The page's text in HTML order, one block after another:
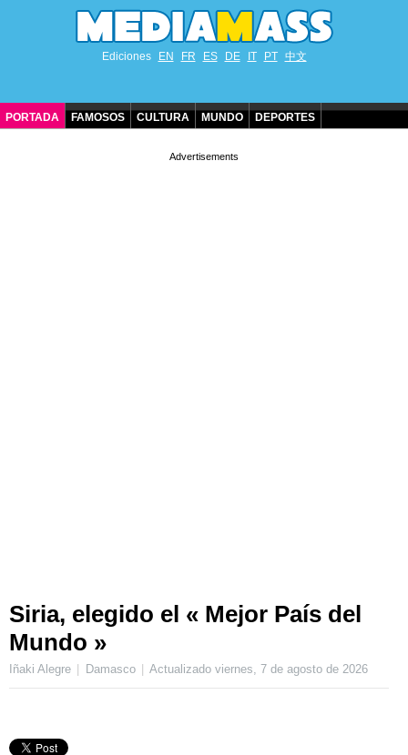
Ediciones EN FR ES DE IT PT 中文
PORTADA FAMOSOS CULTURA MUNDO DEPORTES
Siria, elegido el « Mejor País del
Mundo »
Iñaki Alegre Damasco Actualizadoviernes, 7 de agosto de 2026